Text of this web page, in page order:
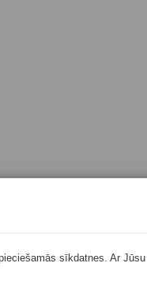
sīkdatnes. Ar